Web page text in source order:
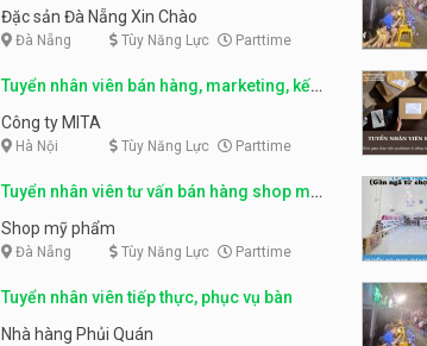
sản Đà Nẵng
Đặc sản Đà Nẵng Xin Chào
Đà Nẵng Tùy Năng Lực Parttime
Tuyển nhân viên bán hàng, marketing, kế
toán, kho – parttime, fulltime
Công ty MITA
Hà Nội Tùy Năng Lực Parttime
Tuyển nhân viên tư vấn bán hàng shop mỹ
phẩm
Shop mỹ phẩm
Đà Nẵng Tùy Năng Lực Parttime
Tuyển nhân viên tiếp thực, phục vụ bàn
Nhà hàng Phủi Quán